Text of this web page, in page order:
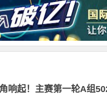
响起！主赛第一轮A组